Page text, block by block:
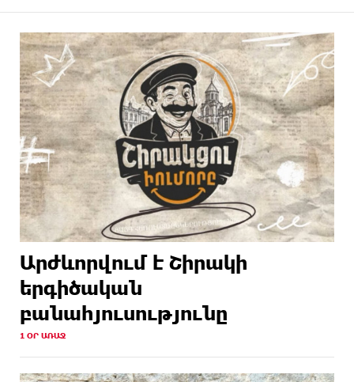
Արժևորվում է Շիրակի
երգիծական
բանահյուսությունը
1 ՕՐ ԱՌԱՋ